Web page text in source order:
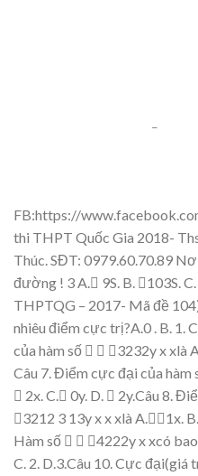
FB:https://www.facebook.co
thi THPT Quốc Gia 2018-
Thúc. SĐT: 0979.60.70.89
đường ! 3A. 9S. B. 103S.C.
THPTQG – 2017- Mã đề
nhiêu điểm cực trị?A.0 . B. 1.
của hàm số   3232yxxlà
Câu 7.Điểm cực đại của hàm
 2x.C. 0y. D.  2y.Câu 8.Điể
3212 3 13yxxxlà A.1x. B.
Hàm số   4222yxxcó
C. 2. D.3.Câu 10.Cực đại(giá